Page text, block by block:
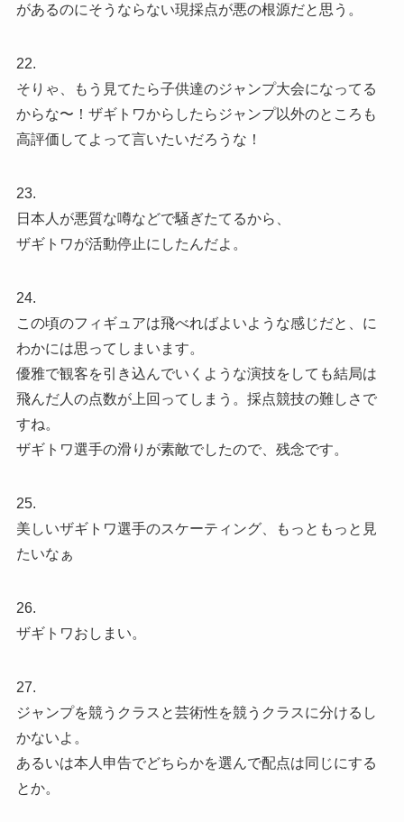
があるのにそうならない現採点が悪の根源だと思う。
22.
そりゃ、もう見てたら子供達のジャンプ大会になってる
からな〜！ザギトワからしたらジャンプ以外のところも
高評価してよって言いたいだろうな！
23.
日本人が悪質な噂などで騒ぎたてるから、
ザギトワが活動停止にしたんだよ。
24.
この頃のフィギュアは飛べればよいような感じだと、に
わかには思ってしまいます。
優雅で観客を引き込んでいくような演技をしても結局は
飛んだ人の点数が上回ってしまう。採点競技の難しさで
すね。
ザギトワ選手の滑りが素敵でしたので、残念です。
25.
美しいザギトワ選手のスケーティング、もっともっと見
たいなぁ
26.
ザギトワおしまい。
27.
ジャンプを競うクラスと芸術性を競うクラスに分けるし
かないよ。
あるいは本人申告でどちらかを選んで配点は同じにする
とか。